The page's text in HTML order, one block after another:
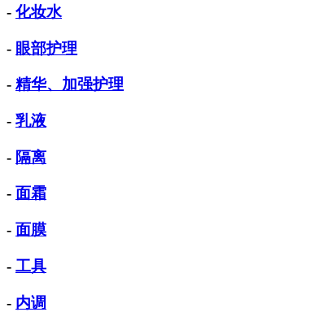
- 化妆水
- 眼部护理
- 精华、加强护理
- 乳液
- 隔离
- 面霜
- 面膜
- 工具
- 内调